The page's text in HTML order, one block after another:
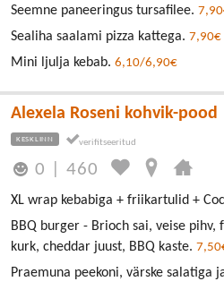
Seemne paneeringus tursafilee.
Sealiha saalami pizza kattega. 7,90€
Mini ljulja kebab. 6,10/6,90€
Alexela Roseni kohvik-pood
KESKLINN
0 |460
XL wrap kebabiga + friikartulid +
BBQ burger - Brioch sai, veise
kurk, cheddar juust, BBQ kaste.
Praemuna peekoni, värske salatiga